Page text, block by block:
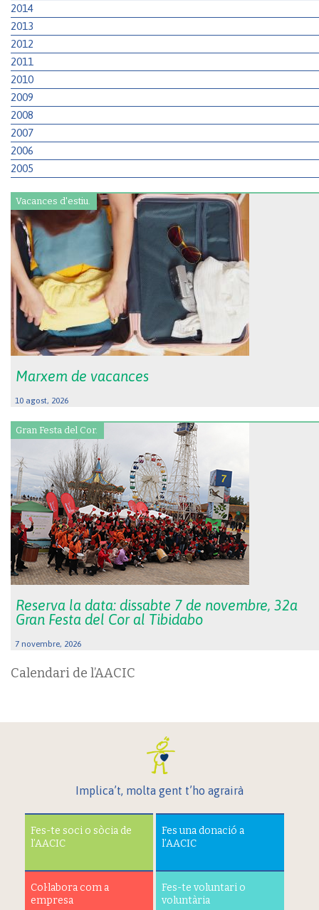
2014
2013
2012
2011
2010
2009
2008
2007
2006
2005
Vacances d'estiu.
Marxem de vacances
10 agost, 2026
Gran Festa del Cor.
Reserva la data: dissabte 7 de novembre, 32a
Gran Festa del Cor al Tibidabo
7 novembre, 2026
Calendari de l’AACIC
Implica’t, molta gent t’ho agrairà
Fes-te soci o sòcia de
l’AACIC
Fes una donació a
l’AACIC
Col·labora com a
empresa
Fes-te voluntari o
voluntària